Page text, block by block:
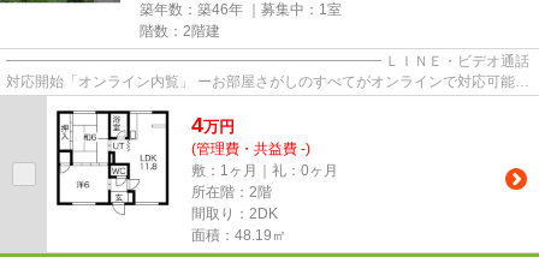
築年数：築46年 ｜募集中： 1室
階数：2階建
━━━━━━━━━━━━━━━━━━━━━━━━━━ ＬＩＮＥ・ビデオ通話
対応開始「オンライン内覧」 ーお部屋さがしのすべてがオンラインで対応可能ー
4万円
(管理費・共益費 -)
敷：1ヶ月｜礼：0ヶ月
所在階：2階
間取り：2DK
面積：48.19㎡